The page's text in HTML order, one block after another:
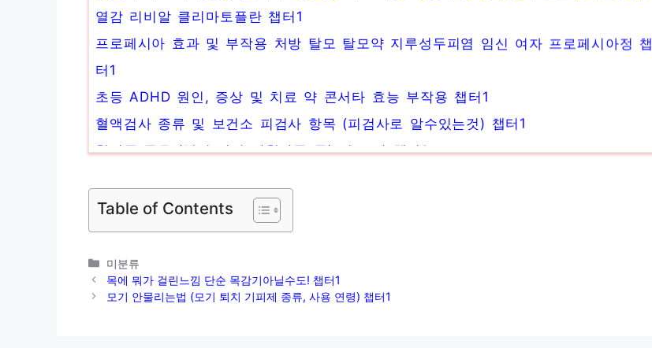
열감 리비알 클리마토플란 챕터1
프로페시아 효과 및 부작용 처방 탈모 탈모약 지루성두피염 임신 여자 프로페시아정 챕
터1
초등 ADHD 원인, 증상 및 치료 약 콘서타 효능 부작용 챕터1
혈액검사 종류 및 보건소 피검사 항목 (피검사로 알수있는것) 챕터1
혈관종 종류 (체리 거미 간혈관종 등) 및 증상 챕터1
Table of Contents
카
테
고
미분류
목에 뭐가 걸린느낌 단순 목감기아닐수도! 챕터1
모기 안물리는법 (모기 퇴치 기피제 종류, 사용 연령) 챕터1